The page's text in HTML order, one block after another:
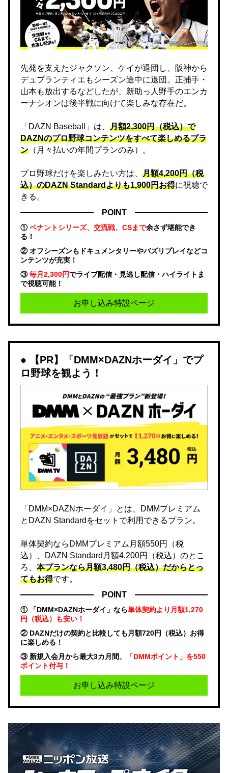
先発を支えたジャクソン、ケイが退団し、阪神から
デュプランティエもシーズン途中に退団。正捕手・
山本も放出するなどしたが、新助っ人野手のエンカ
ーナシオンは後半戦に向けて楽しみな存在だ。
「DAZN Baseball」は、 月額2,300円（税込）で
DAZNのプロ野球コンテンツをすべて楽しめるプラ
ン （月々払いの年間プランのみ）。
プロ野球だけを楽しみたい方は、 月額4,200円（税
込）のDAZN Standard​よりも1,900円お得に視聴で
きる。
POINT
①ペナントシリーズ、交流戦、CSまで余さず堪能でき
る！
② オフシーズンもドキュメンタリーやバズリプレイなどコ
ンテンツが充実！
③毎月2,300円でライブ配信・見逃し配信・ハイライトま
で視聴可能！
お申し込み特設ページ
【PR】「DMM×DAZNホーダイ」でプ
ロ野球を観よう！
「DMM×DAZNホーダイ」とは、DMMプレミアム
とDAZN Standardをセットで利用できるプラン。
単体契約ならDMMプレミアム月額550円（税
込）、DAZN Standard月額4,200円（税込）のとこ
ろ、 本プランなら月額3,480円（税込）だからとっ
てもお得です。
POINT
① 「DMM×DAZNホーダイ」なら単体契約より月額1,270
円（税込）も安い！
② DAZNだけの契約と比較しても月額720円（税込）お得
に楽しめる！
③ 新規入会月から最大3カ月間、
「DMMポイント」を550
ポイント付与！
お申し込み特設ページ